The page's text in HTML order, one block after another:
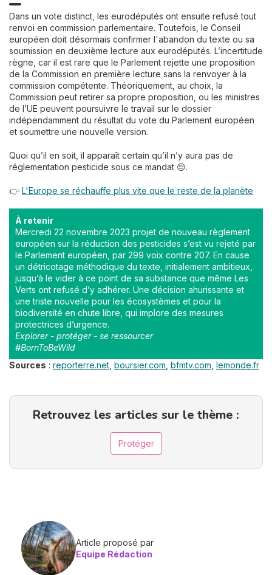
Dans un vote distinct, les eurodéputés ont ensuite refusé tout
renvoi en commission parlementaire. Toutefois, le Conseil
européen doit désormais confirmer l'abandon du texte ou sa
soumission en deuxième lecture aux eurodéputés. L’incertitude
règne, car il est rare que le Parlement rejette une proposition
de la Commission en première lecture sans la renvoyer à la
commission compétente. Théoriquement, au choix, la
Commission peut retirer sa propre proposition, ou les ministres
de l’UE peuvent poursuivre le travail sur le dossier
indépendamment du résultat du vote du Parlement européen
et soumettre une nouvelle version.
Quoi qu’il en soit, il apparaît certain qu’il n’y aura pas de
réglementation pesticide sous ce mandat 😔.
👉 L'Europe se réchauffe plus vite que le reste de la planète
À retenir
Mercredi 22 novembre 2023 projet de nouveau règlement
européen sur la réduction des pesticides s’est vu rejeté par
le Parlement européen, par 299 voix contre 207. En cause
un détricotage méthodique du texte, initialement ambitieux,
jusqu’à le vider à ce point de sa substance que même Les
Verts ont refusé d’y adhérer. Une décision ahurissante et
une triste nouvelle pour les écosystèmes et pour la
biodiversité en chute libre, qui implore des mesures
protectrices d’urgence.
Explorer - protéger - se ressourcer
#BornToBeWild
Sources : reporterre.net, boursier.com, bfmtv.com, lemonde.fr
Retrouvez les articles sur le thème :
Protéger
Article proposé par
Equipe Rédaction